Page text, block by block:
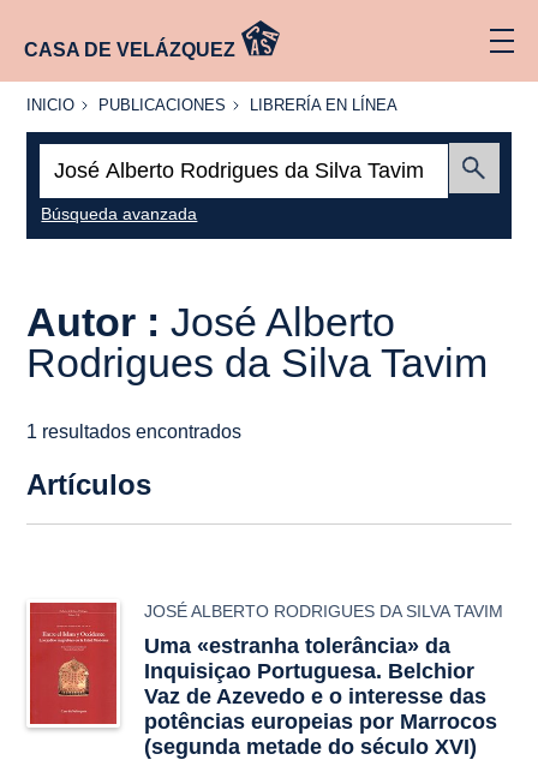
CASA DE VELÁZQUEZ
INICIO
INICIO PUBLICACIONES
PUBLICACIONES
LIBRERÍA
LÍNEA
LIBRERÍA EN LÍNEA
Búsqueda avanzada
Autor :José Alberto
Rodrigues da Silva Tavim
1 resultados encontrados
Artículos
JOSÉ ALBERTO RODRIGUES DA SILVA TAVIM
Uma «estranha tolerância» da
Inquisiçao Portuguesa. Belchior
Vaz de Azevedo e o interesse das
potências europeias por Marrocos
(segunda metade do século XVI)